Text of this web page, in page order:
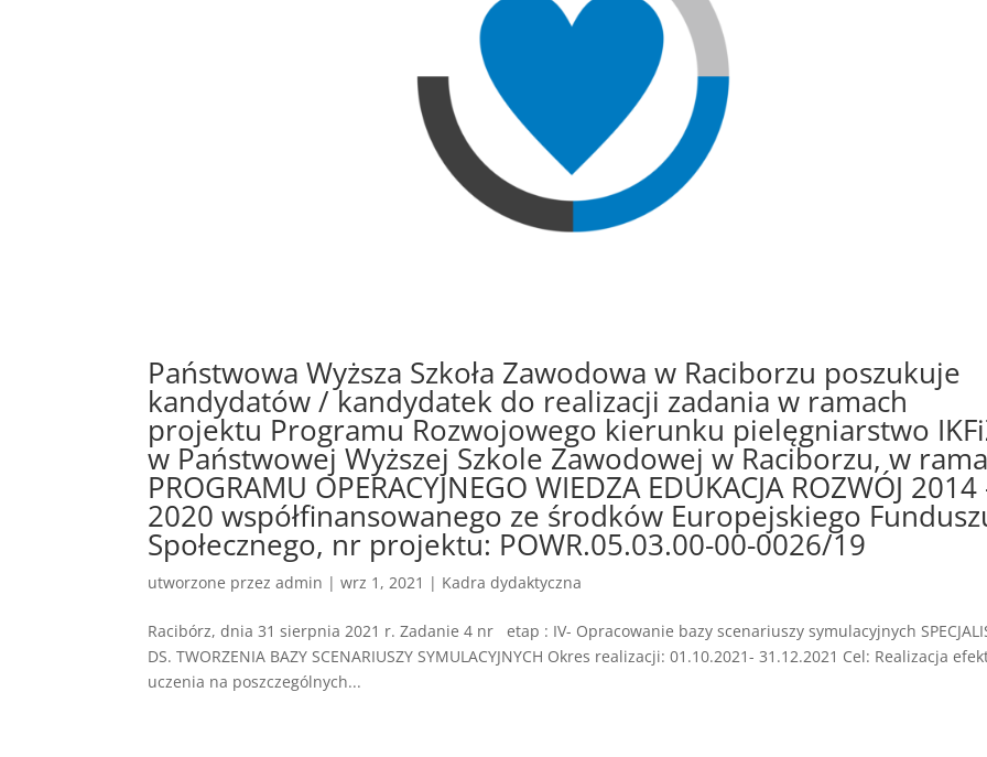
Państwowa Wyższa Szkoła Zawodowa w Raciborzu poszukuje
kandydatów / kandydatek do realizacji zadania w ramach
projektu Programu Rozwojowego kierunku pielęgniarstwo
w Państwowej Wyższej Szkole Zawodowej w Raciborzu, w
PROGRAMU OPERACYJNEGO WIEDZA EDUKACJA ROZWÓJ 2014
2020 współfinansowanego ze środków Europejskiego
Społecznego, nr projektu: POWR.05.03.00-00-0026/19
utworzone przezadmin |wrz 1, 2021 | Kadra dydaktyczna
Racibórz, dnia 31 sierpnia 2021 r. Zadanie 4 nr etap : IV- Opracowanie bazy scenariuszy symulacyjnych
DS. TWORZENIA BAZY SCENARIUSZY SYMULACYJNYCH Okres realizacji: 01.10.2021- 31.12.2021 Cel: Realizacja
uczenia na poszczególnych...